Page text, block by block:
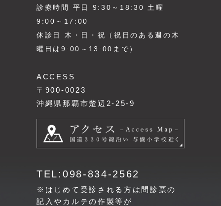
診療時間 平日 9:30～18:30 土曜
9:00～17:00
休診日 木・日・祝（祝日のある週の木
曜日は9:00～13:00まで）
ACCESS
〒900-0023
沖縄県那覇市楚辺2-25-9
TEL:098-834-2562
※はじめて受診される方は問診票の
記入やカルテの作製等が